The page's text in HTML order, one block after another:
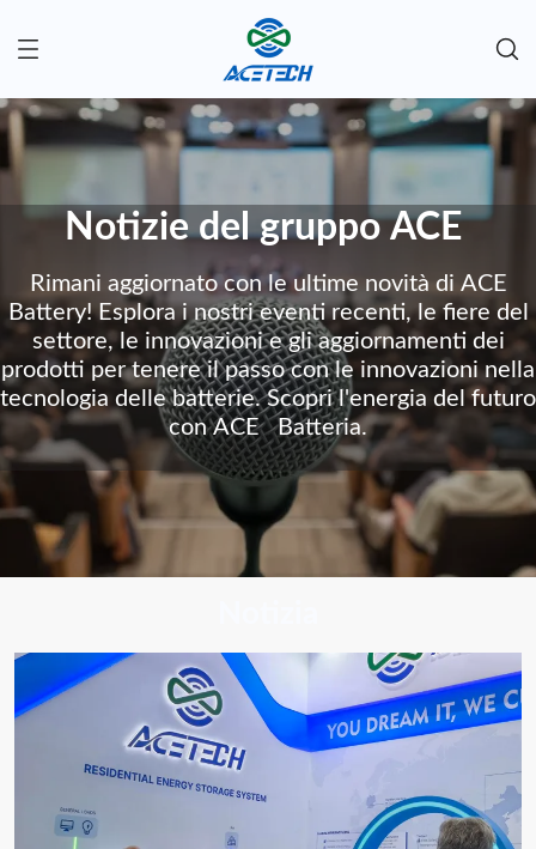
Notizie del gruppo ACE
Rimani aggiornato con le ultime novità di ACE
Battery! Esplora i nostri eventi recenti, le fiere del
settore, le innovazioni e gli aggiornamenti dei
prodotti per tenere il passo con le innovazioni nella
tecnologia delle batterie. Scopri l'energia del futuro
con ACE Batteria.